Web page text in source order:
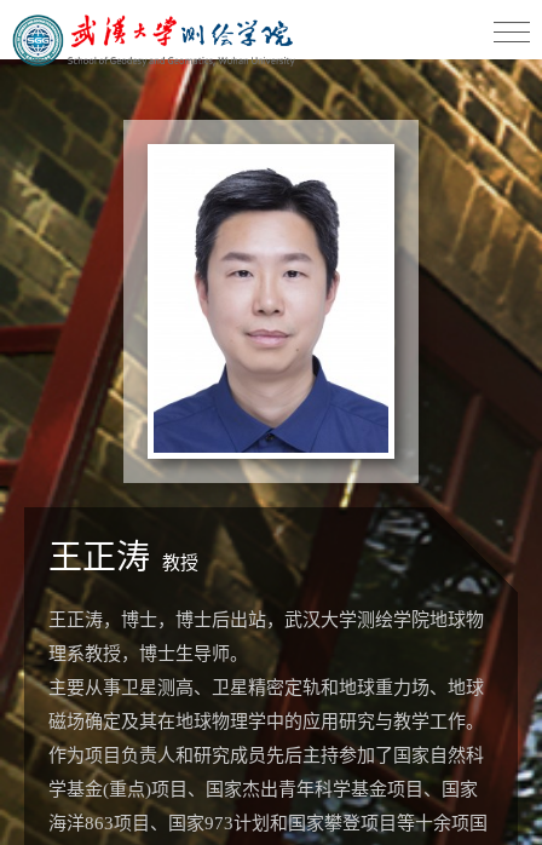
王正涛 教授
王正涛，博士，博士后出站，武汉大学测绘学院地球物
理系教授，博士生导师。
主要从事卫星测高、卫星精密定轨和地球重力场、地球
磁场确定及其在地球物理学中的应用研究与教学工作。
作为项目负责人和研究成员先后主持参加了国家自然科
学基金(重点)项目、国家杰出青年科学基金项目、国家
海洋863项目、国家973计划和国家攀登项目等十余项国